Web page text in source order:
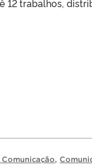
trabalhos,
,